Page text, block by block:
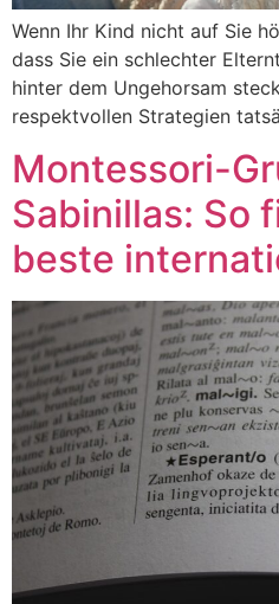
Wenn Ihr Kind nicht auf Sie
dass Sie ein schlechter
hinter dem Ungehorsam
respektvollen Strategien
Montessori-
Sabinillas: So
beste